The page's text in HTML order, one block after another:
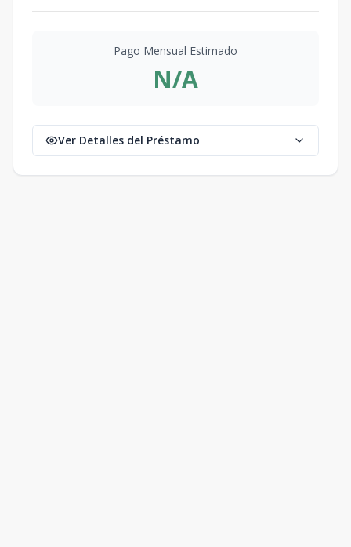
Pago Mensual Estimado
N/A
Ver Detalles del Préstamo